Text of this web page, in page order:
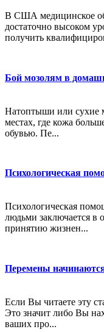
В США медицинское
достаточно высоком
получить
Бой мозолям в
Натоптыши или сухие
местах, где кожа
обувью. Пе...
Психологическая
Психологическая
людьми заключается в
принятию жизнен...
Перемены
Если Вы читаете эту
Это значит либо Вы
ваших про...